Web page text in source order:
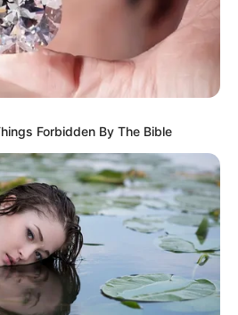
Baper
Ini Bikin
Forbidden By The Bible